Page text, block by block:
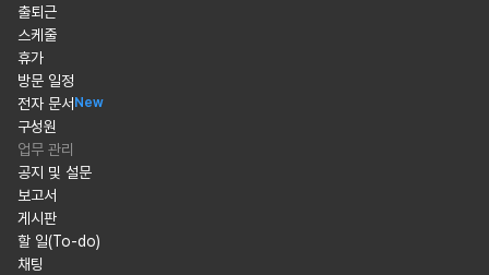
출퇴근
스케줄
휴가
방문 일정
전자 문서 New
구성원
업무 관리
공지 및 설문
보고서
게시판
할 일(To-do)
채팅